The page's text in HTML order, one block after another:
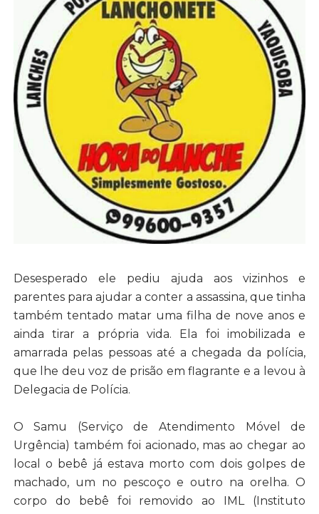
Desesperado ele pediu ajuda aos vizinhos e
parentes para ajudar a conter a assassina, que tinha
também tentado matar uma filha de nove anos e
ainda tirar a própria vida. Ela foi imobilizada e
amarrada pelas pessoas até a chegada da polícia,
que lhe deu voz de prisão em flagrante e a levou à
Delegacia de Polícia.
O Samu (Serviço de Atendimento Móvel de
Urgência) também foi acionado, mas ao chegar ao
local o bebê já estava morto com dois golpes de
machado, um no pescoço e outro na orelha. O
corpo do bebê foi removido ao IML (Instituto